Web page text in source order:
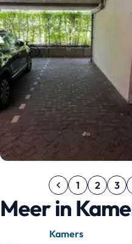
1 2 3
Meer in
Kamers